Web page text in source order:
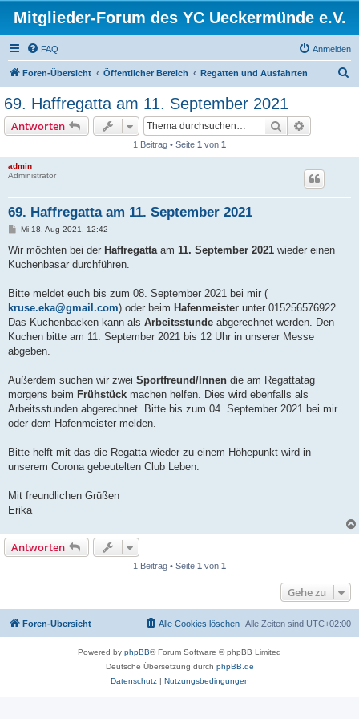
Mitglieder-Forum des YC Ueckermünde e.V.
FAQ Anmelden
Foren-Übersicht Öffentlicher Bereich Regatten und Ausfahrten
69. Haffregatta am 11. September 2021
Antworten Suche
1 Beitrag • Seite 1 von 1
admin
Administrator
69. Haffregatta am 11. September 2021
B
i
r
Mi 18. Aug 2021, 12:42
Wir möchten bei der Haffregatta am 11. September 2021 wieder einen
Kuchenbasar durchführen.
Bitte meldet euch bis zum 08. September 2021 bei mir (
kruse.eka@gmail.com) oder beim Hafenmeister unter 015256576922.
Das Kuchenbacken kann als Arbeitsstunde abgerechnet werden. Den
Kuchen bitte am 11. September 2021 bis 12 Uhr in unserer Messe
abgeben.
Außerdem suchen wir zwei Sportfreund/Innen die am Regattatag
morgens beim Frühstück machen helfen. Dies wird ebenfalls als
Arbeitsstunden abgerechnet. Bitte bis zum 04. September 2021 bei mir
oder dem Hafenmeister melden.
Bitte helft mit das die Regatta wieder zu einem Höhepunkt wird in
unserem Corona gebeutelten Club Leben.
Mit freundlichen Grüßen
Erika
Antworten
1 Beitrag • Seite 1 von 1
Gehe zu
Foren-Übersicht Alle Zeiten sind UTC+02:00
Alle Cookies löschen
Powered by phpBB® Forum Software © phpBB Limited
Deutsche Übersetzung durch phpBB.de
Datenschutz| Nutzungsbedingungen